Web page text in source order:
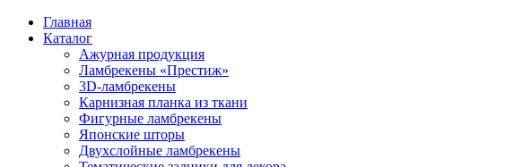
Главная
Каталог
Ажурная продукция
Ламбрекены «Престиж»
3D-ламбрекены
Карнизная планка из ткани
Фигурные ламбрекены
Японские шторы
Двухслойные ламбрекены